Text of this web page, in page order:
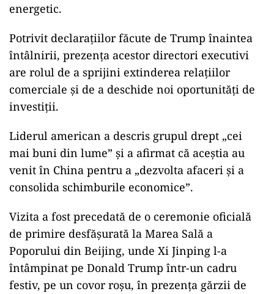
energetic.
Potrivit declarațiilor făcute de Trump înaintea
întâlnirii, prezența acestor directori executivi
are rolul de a sprijini extinderea relațiilor
comerciale și de a deschide noi oportunități de
investiții.
Liderul american a descris grupul drept „cei
mai buni din lume” și a afirmat că aceștia au
venit în China pentru a „dezvolta afaceri și a
consolida schimburile economice”.
Vizita a fost precedată de o ceremonie oficială
de primire desfășurată la Marea Sală a
Poporului din Beijing, unde Xi Jinping l-a
întâmpinat pe Donald Trump într-un cadru
festiv, pe un covor roșu, în prezența gărzii de